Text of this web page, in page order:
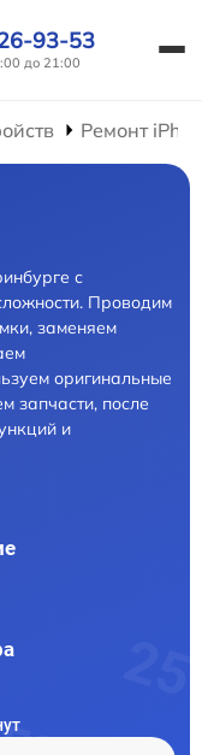
93-53
до 21:00
Ремонт
с
Проводим
заменяем
оригинальные
запчасти, после
и